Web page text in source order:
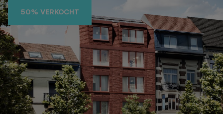
50% VERKOCHT